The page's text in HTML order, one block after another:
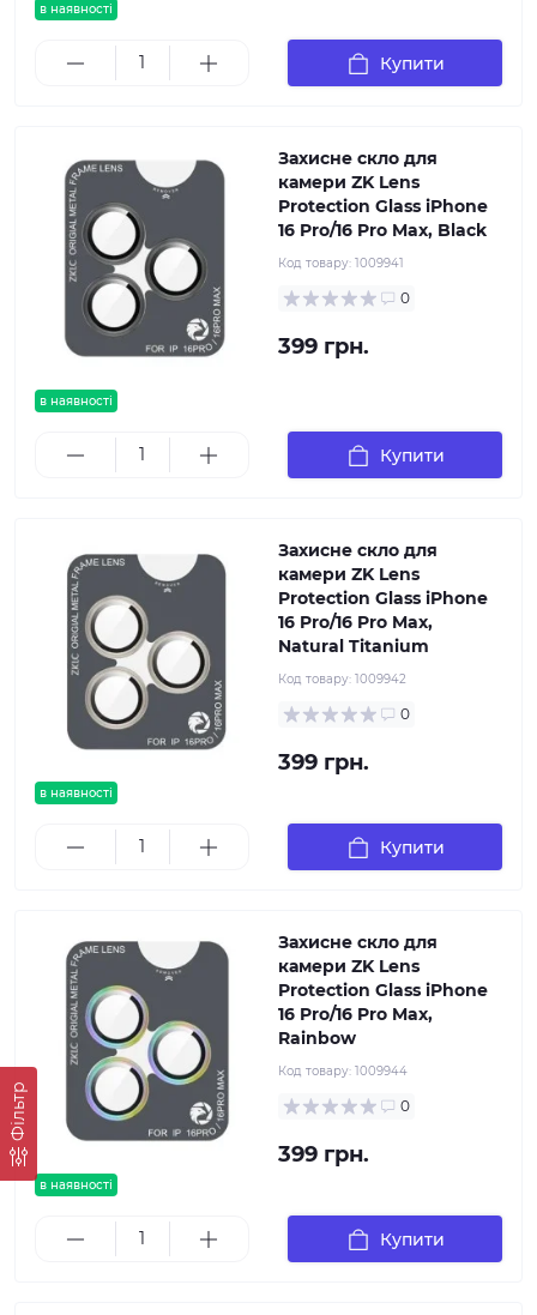
Фільтр
в наявності
Купити
в наявності
Захисне скло для
камери ZK Lens
Protection Glass iPhone
16 Pro/16 Pro Max, Black
Код товару: 1009941
0
399 грн.
Купити
в наявності
Захисне скло для
камери ZK Lens
Protection Glass iPhone
16 Pro/16 Pro Max,
Natural Titanium
Код товару: 1009942
0
399 грн.
Купити
в наявності
Захисне скло для
камери ZK Lens
Protection Glass iPhone
16 Pro/16 Pro Max,
Rainbow
Код товару: 1009944
0
399 грн.
Купити